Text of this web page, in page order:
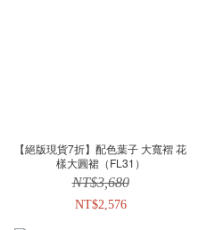
【絕版現貨7折】配色葉子 大寬褶 花
樣大圓裙（FL31）
NT$3,680
NT$2,576